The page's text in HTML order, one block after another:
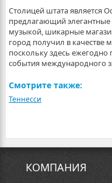
Столицей штата является
предлагающий
музыкой, шикарные
город получил в
поскольку здесь
события международного
Смотрите также:
Теннесси
КОМПАНИЯ